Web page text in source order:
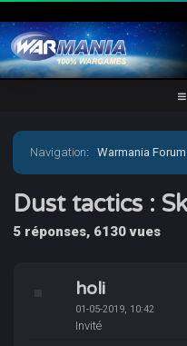
Navigation:Warmania Forum
› Moderne - Imaginaire ›
Dust tactics :
5 réponses, 6130 vues
holi
01-05-2019, 10:42
Invité